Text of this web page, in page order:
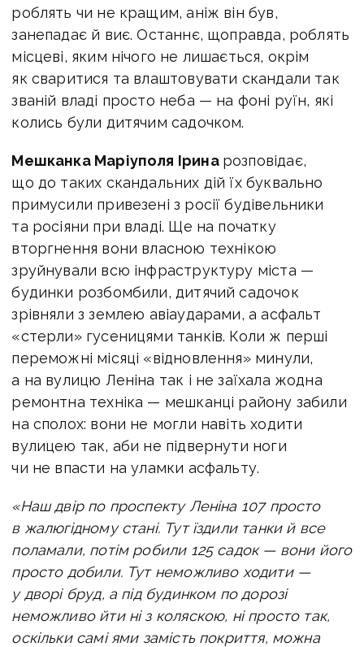
роблять чи не кращим, аніж він був,
занепадає й виє. Останнє, щоправда, роблять
місцеві, яким нічого не лишається, окрім
як сваритися та влаштовувати скандали так
званій владі просто неба — на фоні руїн, які
колись були дитячим садочком.
Мешканка Маріуполя Ірина розповідає,
що до таких скандальних дій їх буквально
примусили привезені з росії будівельники
та росіяни при владі. Ще на початку
вторгнення вони власною технікою
зруйнували всю інфраструктуру міста —
будинки розбомбили, дитячий садочок
зрівняли з землею авіаударами, а асфальт
«стерли» гусеницями танків. Коли ж перші
переможні місяці «відновлення» минули,
а на вулицю Леніна так і не заїхала жодна
ремонтна техніка — мешканці району забили
на сполох: вони не могли навіть ходити
вулицею так, аби не підвернути ноги
чи не впасти на уламки асфальту.
«Наш двір по проспекту Леніна 107 просто
в жалюгідному стані. Тут їздили танки й все
поламали, потім робили 125 садок — вони його
просто добили. Тут неможливо ходити —
у дворі бруд, а під будинком по дорозі
неможливо йти ні з коляскою, ні просто так,
оскільки самі ями замість покриття, можна